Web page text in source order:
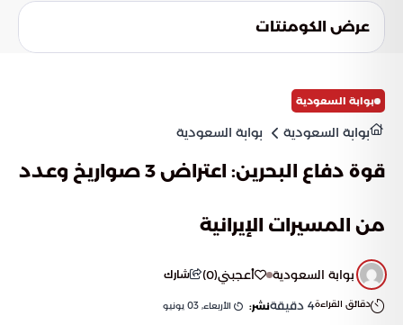
ومحدثة لجميع المسافرين.
عرض الكومنتات
بوابة السعودية
بوابة السعودية بوابة السعودية
قوة دفاع البحرين: اعتراض 3 صواريخ وعدد
من المسيرات الإيرانية
بوابة السعودية أعجبني(
0
) شارك
دقائق القراءة4 دقيقةنشر: الأربعاء, 03 يونيو